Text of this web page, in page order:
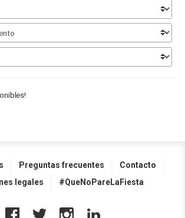
Preguntas frecuentes
Contacto
legales
#QueNoPareLaFiesta